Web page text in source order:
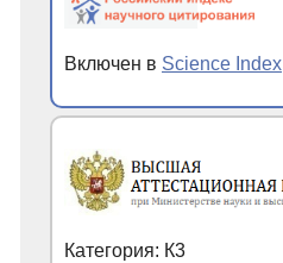
Включен в Science Index
Категория: К3